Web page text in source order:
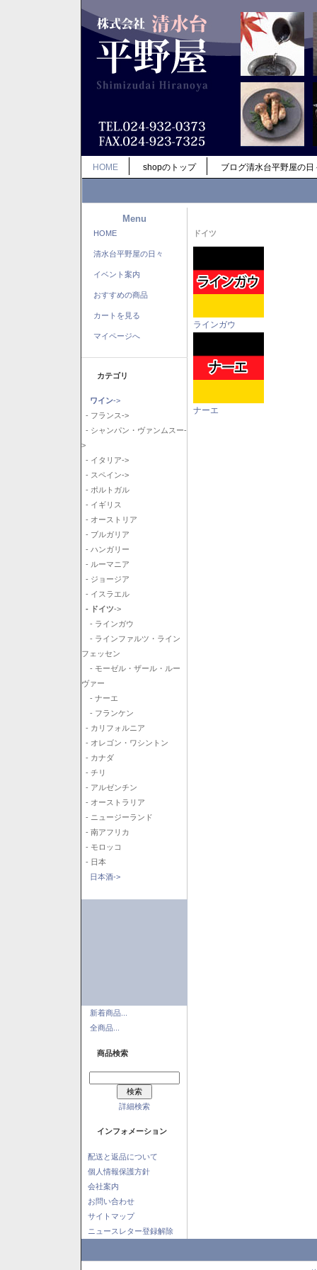
HOME shopのトップ ブログ清水台平野屋の日
Menu
HOME
清水台平野屋の日々
イベント案内
おすすめの商品
カートを見る
マイページへ
カテゴリ
ワイン->
- フランス->
- シャンパン・ヴァンムスー-
>
- イタリア->
- スペイン->
- ポルトガル
- イギリス
- オーストリア
- ブルガリア
- ハンガリー
- ルーマニア
- ジョージア
- イスラエル
- ドイツ->
- ラインガウ
- ラインファルツ・ライン
フェッセン
- モーゼル・ザール・ルー
ヴァー
- ナーエ
- フランケン
- カリフォルニア
- オレゴン・ワシントン
- カナダ
- チリ
- アルゼンチン
- オーストラリア
- ニュージーランド
- 南アフリカ
- モロッコ
- 日本
日本酒->
新着商品...
全商品...
商品検索
詳細検索
インフォメーション
配送と返品について
個人情報保護方針
会社案内
お問い合わせ
サイトマップ
ニュースレター登録解除
ドイツ
ラインガウ
ナーエ